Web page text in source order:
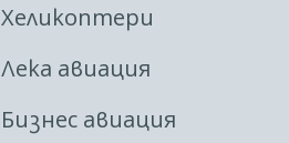
Хеликоптери
Лека авиация
Бизнес авиация